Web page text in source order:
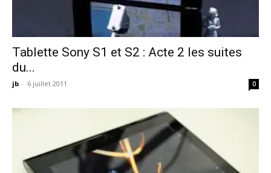
Tablette Sony S1 et S2 : Acte 2 les suites
du...
jb - 6 juillet 2011 0